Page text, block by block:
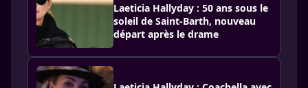
Laeticia Hallyday : 50 ans sous le
soleil de Saint-Barth, nouveau
départ après le drame